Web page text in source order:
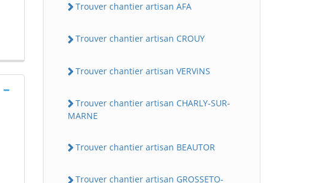
Trouver chantier artisan AFA
Trouver chantier artisan CROUY
Trouver chantier artisan VERViNS
Trouver chantier artisan CHARLY-SUR-
MARNE
Trouver chantier artisan BEAUTOR
Trouver chantier artisan GROSSETO-